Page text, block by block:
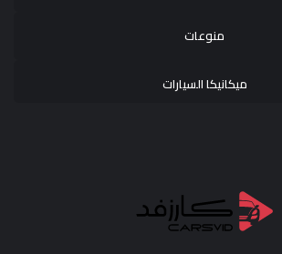
منوعات
ميكانيكا السيارات